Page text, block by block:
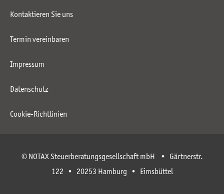
Kontaktieren Sie uns
Termin vereinbaren
Impressum
Datenschutz
Cookie-Richtlinien
© NOTAX Steuerberatungsgesellschaft mbH • Gärtnerstr.
122 • 20253 Hamburg • Eimsbüttel